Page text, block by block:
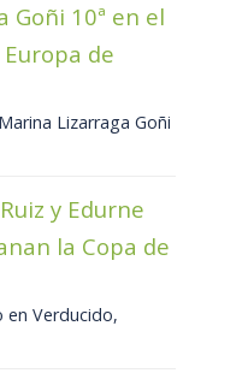
Goñi 10ª en el
de
Lizarraga Goñi
y Edurne
la Copa de
en Verducido,